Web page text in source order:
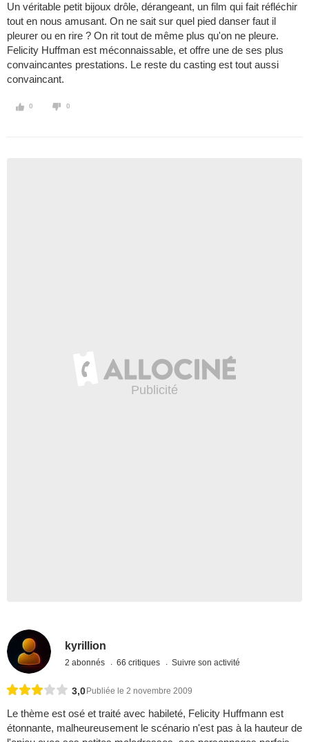
Un véritable petit bijoux drôle, dérangeant, un film qui fait réfléchir
tout en nous amusant. On ne sait sur quel pied danser faut il
pleurer ou en rire ? On rit tout de même plus qu'on ne pleure.
Felicity Huffman est méconnaissable, et offre une de ses plus
convaincantes prestations. Le reste du casting est tout aussi
convaincant.
0 0
kyrillion
2 abonnés 66 critiques Suivre son activité
3,0 Publiée le 2 novembre 2009
Le thème est osé et traité avec habileté, Felicity Huffmann est
étonnante, malheureusement le scénario n'est pas à la hauteur de